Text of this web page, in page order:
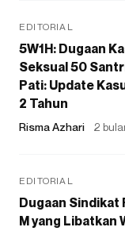
EDITORIAL
5W1H: Dugaan
Seksual 50
Pati: Update
2 Tahun
Risma Azhari 2
EDITORIAL
Dugaan Sindikat
M yang Libatkan